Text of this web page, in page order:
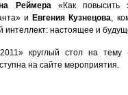
Реймера«Как повысить
и Евгения Кузнецова,
настоящее и
круглый стол на тему
на сайте мероприятия.